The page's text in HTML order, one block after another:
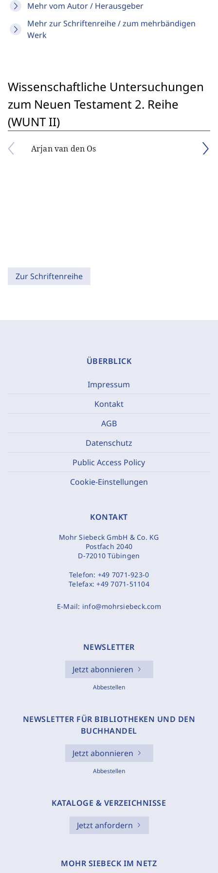
Mehr vom Autor / Herausgeber
Mehr zur Schriftenreihe / zum mehrbändigen
Werk
Wissenschaftliche Untersuchungen
zum Neuen Testament 2. Reihe
(WUNT II)
Arjan van den Os
Zur Schriftenreihe
ÜBERBLICK
Impressum
Kontakt
AGB
Datenschutz
Public Access Policy
Cookie-Einstellungen
KONTAKT
Mohr Siebeck GmbH & Co. KG
Postfach 2040
D-72010 Tübingen
Telefon: +49 7071-923-0
Telefax:+49 7071-51104
E-Mail: info@mohrsiebeck.com
NEWSLETTER
Jetzt abonnieren
Abbestellen
NEWSLETTER FÜR BIBLIOTHEKEN UND DEN
BUCHHANDEL
Jetzt abonnieren
Abbestellen
KATALOGE & VERZEICHNISSE
Jetzt anfordern
MOHR SIEBECK IM NETZ